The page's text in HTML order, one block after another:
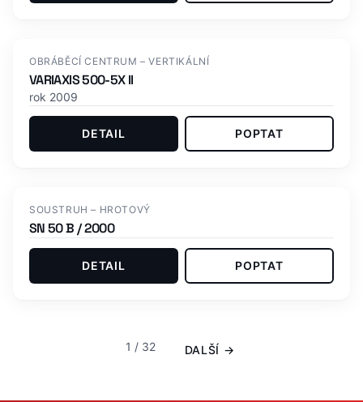
OBRÁBĚCÍ CENTRUM – VERTIKÁLNÍ
VARIAXIS 500-5X II
rok 2009
DETAIL POPTAT
SOUSTRUH – HROTOVÝ
SN 50 B / 2000
DETAIL POPTAT
1 / 32 DALŠÍ →